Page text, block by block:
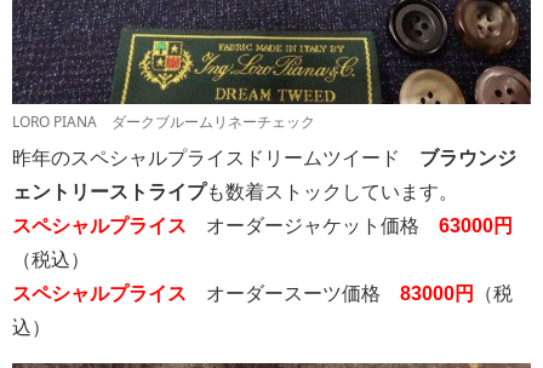
LORO PIANA ダークブルームリネーチェック
昨年のスペシャルプライスドリームツイード ブラウンジ
ェントリーストライプも数着ストックしています。
スペシャルプライス
オーダージャケット価格 63000円
（税込）
スペシャルプライス
オーダースーツ価格 83000円
（税
込）